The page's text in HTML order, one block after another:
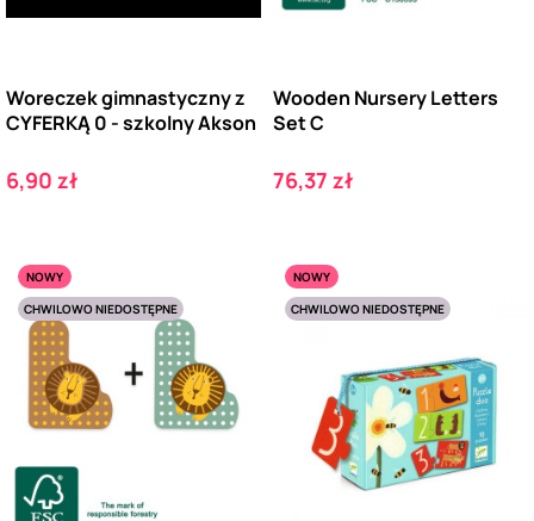
Woreczek gimnastyczny z
CYFERKĄ 0 - szkolny Akson
Cena
6,90 zł
Wooden Nursery Letters
Set C
Cena
76,37 zł
NOWY
CHWILOWO NIEDOSTĘPNE
NOWY
CHWILOWO NIEDOSTĘPNE